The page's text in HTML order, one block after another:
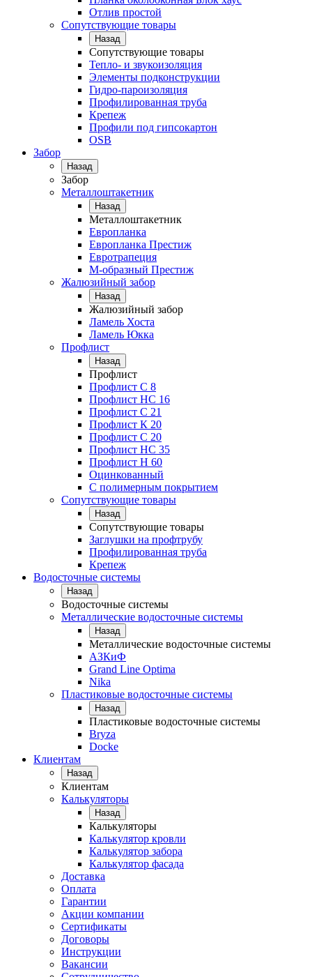
Отлив простой
Сопутствующие товары
Назад
Сопутствующие товары
Тепло- и звукоизоляция
Элементы подконструкции
Гидро-пароизоляция
Профилированная труба
Крепеж
Профили под гипсокартон
OSB
Забор
Назад
Забор
Металлоштакетник
Назад
Металлоштакетник
Европланка
Европланка Престиж
Евротрапеция
М-образный Престиж
Жалюзийный забор
Назад
Жалюзийный забор
Ламель Хоста
Ламель Юкка
Профлист
Назад
Профлист
Профлист С 8
Профлист НС 16
Профлист C 21
Профлист К 20
Профлист С 20
Профлист НС 35
Профлист Н 60
Оцинкованный
С полимерным покрытием
Сопутствующие товары
Назад
Сопутствующие товары
Заглушки на профтрубу
Профилированная труба
Крепеж
Водосточные системы
Назад
Водосточные системы
Металлические водосточные системы
Назад
Металлические водосточные системы
АЗКиФ
Grand Line Optima
Nika
Пластиковые водосточные системы
Назад
Пластиковые водосточные системы
Bryza
Docke
Клиентам
Назад
Клиентам
Калькуляторы
Назад
Калькуляторы
Калькулятор кровли
Калькулятор забора
Калькулятор фасада
Доставка
Оплата
Гарантии
Акции компании
Сертификаты
Договоры
Инструкции
Вакансии